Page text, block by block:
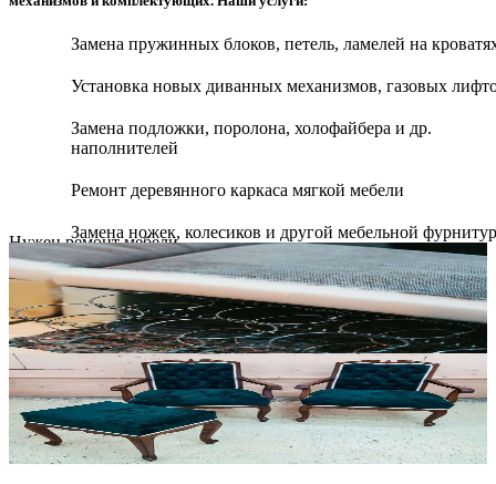
Замена пружинных блоков, петель, ламелей на
Установка новых диванных механизмов, газовых
Замена подложки, поролона, холофайбера и др.
наполнителей
Ремонт деревянного каркаса мягкой мебели
Замена ножек, колесиков и другой мебельной
Нужен ремонт мебели